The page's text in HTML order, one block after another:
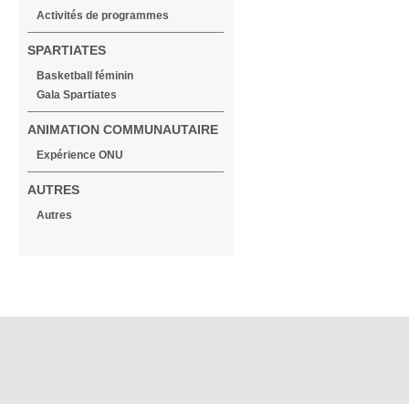
Activités de programmes
SPARTIATES
Basketball féminin
Gala Spartiates
ANIMATION COMMUNAUTAIRE
Expérience ONU
AUTRES
Autres